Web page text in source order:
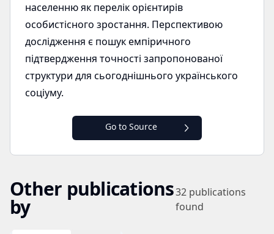
населенню як перелік орієнтирів
особистісного зростання. Перспективою
дослідження є пошук емпіричного
підтвердження точності запропонованої
структури для сьогоднішнього українського
соціуму.
Go to Source
Other publications
by
32 publications
found